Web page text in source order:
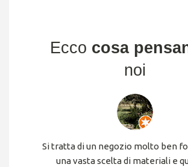
Ecco cosa
noi
Si tratta di un negozio molto ben
una vasta scelta di materiali e